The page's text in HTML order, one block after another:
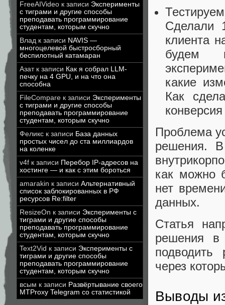
FreeAIVideo к записи Эксперименты
с тиграми и другие способы
преподавать программирование
студентам, которым скучно
Влад к записи NAVIS —
многоцелевой быстросборный
беспилотный катамаран
Азатк записи Как я собрал LLM-
печку на 4 GPU, и на что она
способна
FileCompare к записи Эксперименты
с тиграми и другие способы
преподавать программирование
студентам, которым скучно
Феликс к записи База данных
простых чисел до ста миллиардов
на коленке
v4f к записи Перебор IP-адресов на
хостинге — и как с этим бороться
amarakin к записи Альтернативный
список заблокированных в РФ
ресурсов Re:filter
ResizeOn к записи Эксперименты с
тиграми и другие способы
преподавать программирование
студентам, которым скучно
Text2Vid к записи Эксперименты с
тиграми и другие способы
преподавать программирование
студентам, которым скучно
всым к записи Развёртывание своего
MTProxy Telegram со статистикой
Сделали
клиента
будем
какие
Как
Проблема
решения.
как можно
нет
данных.
Статья
решения в
подводить
через
Выводы